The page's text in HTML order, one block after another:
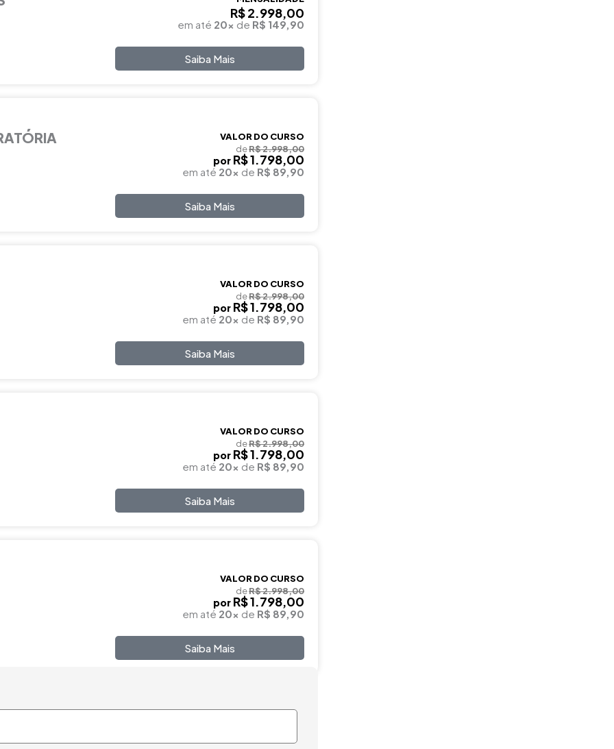
R$ 2.998,00
em até 20x de R$ 149,90
Saiba Mais
VALOR DO CURSO
deR$ 2.998,00
por R$ 1.798,00
em até 20x de R$ 89,90
Saiba Mais
VALOR DO CURSO
deR$ 2.998,00
por R$ 1.798,00
em até 20x de R$ 89,90
Saiba Mais
VALOR DO CURSO
deR$ 2.998,00
por R$ 1.798,00
em até 20x de R$ 89,90
Saiba Mais
VALOR DO CURSO
deR$ 2.998,00
por R$ 1.798,00
em até 20x de R$ 89,90
Saiba Mais